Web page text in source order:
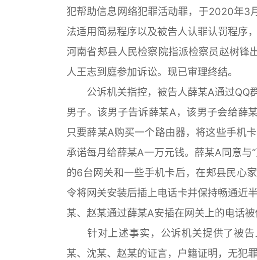
犯帮助信息网络犯罪活动罪，于2020年3
法适用简易程序以及被告人认罪认罚程序
河南省郏县人民检察院指派检察员赵树锋
人王志到庭参加诉讼。现已审理终结。
公诉机关指控，被告人薛某A通过QQ
男子。该男子告诉薛某A，该男子会给薛
只要薛某A购买一个路由器，将这些手机
承诺每月给薛某A一万元钱。薛某A同意与
的6台网关和一些手机卡后，在郏县民心
令将网关安装后插上电话卡并保持畅通近
某、赵某通过薛某A安插在网关上的电话
针对上述事实，公诉机关提供了被告
某、沈某、赵某的证言，户籍证明，无犯